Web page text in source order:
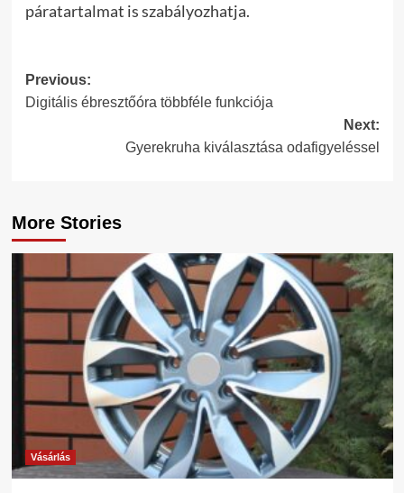
páratartalmat is szabályozhatja.
Post
navigation
Previous:
Digitális ébresztőóra többféle funkciója
Next:
Gyerekruha kiválasztása odafigyeléssel
More Stories
Vásárlás